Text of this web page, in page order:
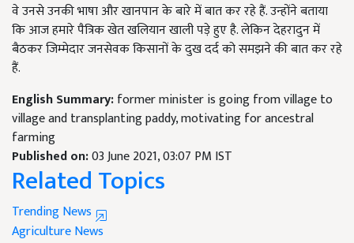
वे उनसे उनकी भाषा और खानपान के बारे में बात कर रहे हैं. उन्होंने बताया
कि आज हमारे पैत्रिक खेत खलियान खाली पड़े हुए है. लेकिन देहरादुन में
बैठकर जिम्मेदार जनसेवक किसानों के दुख दर्द को समझने की बात कर रहे
हैं.
English Summary:former minister is going from village to
village and transplanting paddy, motivating for ancestral
farming
Published on:03 June 2021, 03:07 PM IST
Related Topics
Trending News
Agriculture News